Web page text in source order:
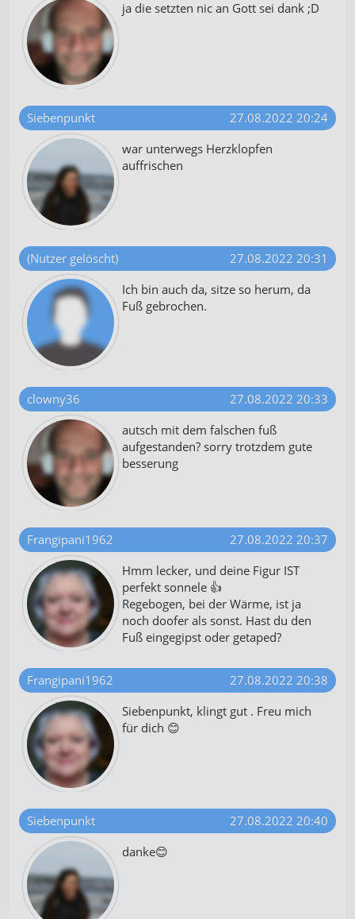
ja die setzten nic an Gott sei dank ;D
Siebenpunkt
27.08.2022 20:24
war unterwegs Herzklopfen
auffrischen
(Nutzer gelöscht)
27.08.2022 20:31
Ich bin auch da, sitze so herum, da
Fuß gebrochen.
clowny36
27.08.2022 20:33
autsch mit dem falschen fuß
aufgestanden? sorry trotzdem gute
besserung
Frangipani1962
27.08.2022 20:37
Hmm lecker, und deine Figur IST
perfekt sonnele 👍
Regebogen, bei der Wärme, ist ja
noch doofer als sonst. Hast du den
Fuß eingegipst oder getaped?
Frangipani1962
27.08.2022 20:38
Siebenpunkt, klingt gut . Freu mich
für dich 😊
Siebenpunkt
27.08.2022 20:40
danke😊